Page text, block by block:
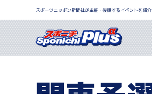
スポーツニッポン新聞社が主催・後援するイベントを紹介